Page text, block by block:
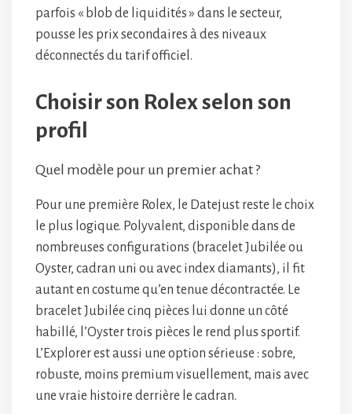
parfois « blob de liquidités » dans le secteur,
pousse les prix secondaires à des niveaux
déconnectés du tarif officiel.
Choisir son Rolex selon son
profil
Quel modèle pour un premier achat ?
Pour une première Rolex, le Datejust reste le choix
le plus logique. Polyvalent, disponible dans de
nombreuses configurations (bracelet Jubilée ou
Oyster, cadran uni ou avec index diamants), il fit
autant en costume qu’en tenue décontractée. Le
bracelet Jubilée cinq pièces lui donne un côté
habillé, l’Oyster trois pièces le rend plus sportif.
L’Explorer est aussi une option sérieuse : sobre,
robuste, moins premium visuellement, mais avec
une vraie histoire derrière le cadran.